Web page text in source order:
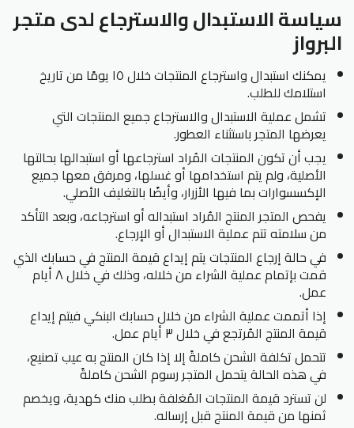
سياسة الاستبدال والاسترجاع لدى متجر
البرواز
يمكنك استبدال واسترجاع المنتجات خلال ١٥ يومًا من تاريخ
استلامك للطلب.
تشمل عملية الاستبدال والاسترجاع جميع المنتجات التي
يعرضها المتجر باستثناء العطور.
يجب أن تكون المنتجات المُراد استرجاعها أو استبدالها بحالتها
الأصلية، ولم يتم استخدامها أو غسلها، ومرفق معها جميع
الإكسسوارات بما فيها الأزرار، وأيضًا بالتغليف الأصلي.
يفحص المتجر المنتج المُراد استبداله أو استرجاعه، وبعد التأكد
من سلامته تتم عملية الاستبدال أو الإرجاع.
في حالة إرجاع المنتجات يتم إيداع قيمة المنتج في حسابك الذي
قمت بإتمام عملية الشراء من خلاله، وذلك في خلال ٨ أيام
عمل.
إذا أتممت عملية الشراء من خلال حسابك البنكي فيتم إيداع
قيمة المنتج المُرتجع في خلال ٣ أيام عمل.
تتحمل تكلفة الشحن كاملةً إلا إذا كان المنتج به عيب تصنيع،
في هذه الحالة يتحمل المتجر رسوم الشحن كاملةً
لن تسترد قيمة المنتجات المُغلفة بطلب منك كهدية، ويخصم
ثمنها من قيمة المنتج قبل إرساله.